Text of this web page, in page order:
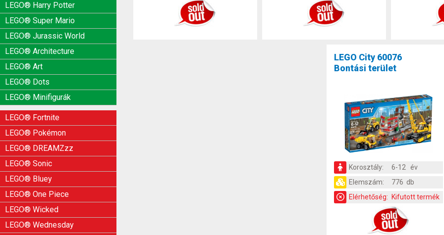
LEGO® Harry Potter
LEGO® Super Mario
LEGO® Jurassic World
LEGO® Architecture
LEGO® Art
LEGO® Dots
LEGO® Minifigurák
LEGO® Fortnite
LEGO® Pokémon
LEGO® DREAMZzz
LEGO® Sonic
LEGO® Bluey
LEGO® One Piece
LEGO® Wicked
LEGO® Wednesday
LEGO City 60076
Bontási terület
Korosztály:
6-12 év
Elemszám:
776 db
Elérhetőség:
Kifutott termék